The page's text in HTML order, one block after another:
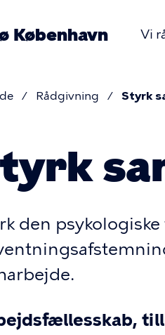
København Vi
Rådgivning Styrk
den